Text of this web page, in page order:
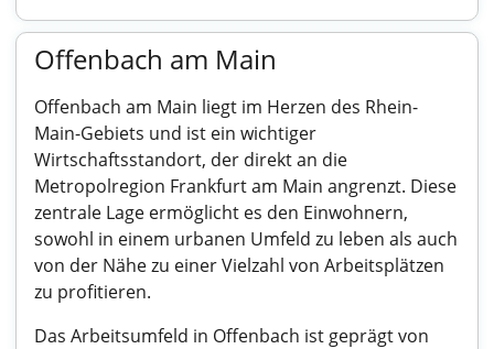
Offenbach am Main
Offenbach am Main liegt im Herzen des Rhein-
Main-Gebiets und ist ein wichtiger
Wirtschaftsstandort, der direkt an die
Metropolregion Frankfurt am Main angrenzt. Diese
zentrale Lage ermöglicht es den Einwohnern,
sowohl in einem urbanen Umfeld zu leben als auch
von der Nähe zu einer Vielzahl von Arbeitsplätzen
zu profitieren.
Das Arbeitsumfeld in Offenbach ist geprägt von